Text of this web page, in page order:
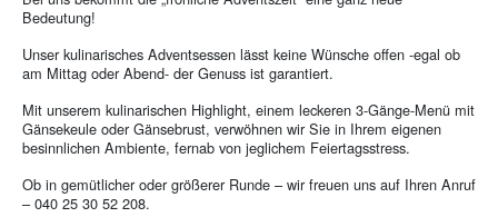
Bedeutung!
Unser kulinarisches Adventsessen lässt keine Wünsche offen -egal ob
am Mittag oder Abend- der Genuss ist garantiert.
Mit unserem kulinarischen Highlight, einem leckeren 3-Gänge-Menü mit
Gänsekeule oder Gänsebrust, verwöhnen wir Sie in Ihrem eigenen
besinnlichen Ambiente, fernab von jeglichem Feiertagsstress.
Ob in gemütlicher oder größerer Runde – wir freuen uns auf Ihren Anruf
– 040 25 30 52 208.